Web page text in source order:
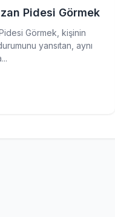
Pidesi Görmek
Görmek, kişinin
yansıtan, aynı